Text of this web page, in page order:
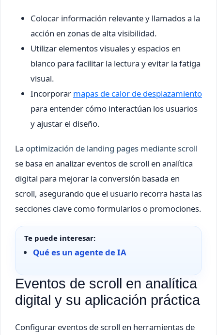
Colocar información relevante y llamados a la
acción en zonas de alta visibilidad.
Utilizar elementos visuales y espacios en
blanco para facilitar la lectura y evitar la fatiga
visual.
Incorporar mapas de calor de desplazamiento
para entender cómo interactúan los usuarios
y ajustar el diseño.
La optimización de landing pages mediante scroll
se basa en analizar eventos de scroll en analítica
digital para mejorar la conversión basada en
scroll, asegurando que el usuario recorra hasta las
secciones clave como formularios o promociones.
Te puede interesar:
Qué es un agente de IA
Eventos de scroll en analítica
digital y su aplicación práctica
Configurar eventos de scroll en herramientas de